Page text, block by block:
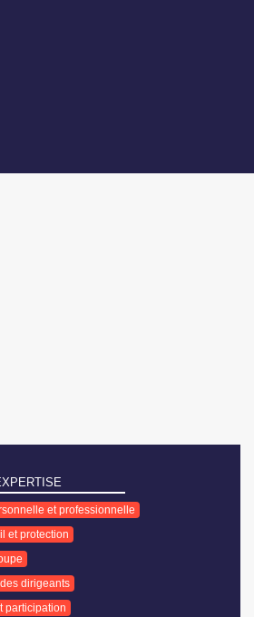
et professionnelle
et protection
dirigeants
participation